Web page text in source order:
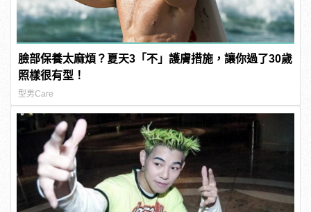
臉部保養太麻煩？夏天3「不」護膚措施，讓你過了30歲
照樣很有型！
型男Care